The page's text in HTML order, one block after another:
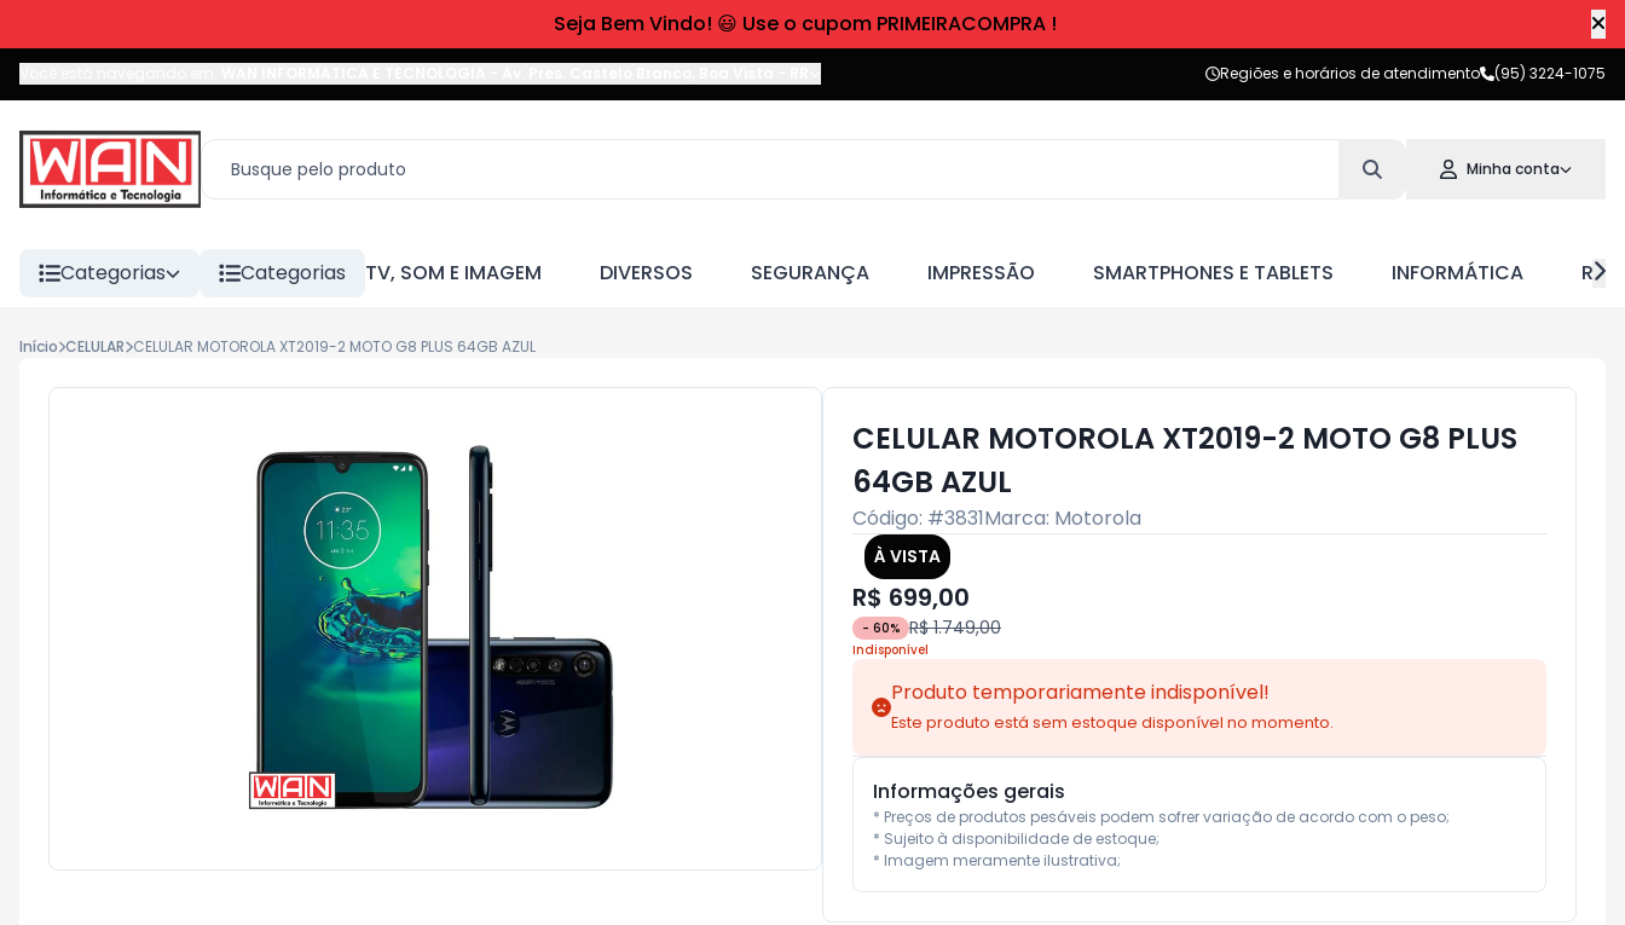
Seja Bem Vindo! 😃 Use o cupom PRIMEIRACOMPRA !
Regiões e horários de atendimento (95) 3224-1075
Minha conta
Categorias Categorias TV, SOM E IMAGEM DIVERSOS SEGURANÇA IMPRESSÃO SMARTPHONES E TABLETS INFORMÁTICA REDE
Início CELULAR CELULAR MOTOROLA XT2019-2 MOTO G8 PLUS 64GB AZUL
CELULAR MOTOROLA XT2019-2 MOTO G8 PLUS
64GB AZUL
Código: #3831Marca: Motorola
À VISTA
R$ 699,00
- 60% R$ 1.749,00
Indisponível
Produto temporariamente indisponível!
Este produto está sem estoque disponível no momento.
Informações gerais
* Preços de produtos pesáveis podem sofrer variação de acordo com o peso;
* Sujeito à disponibilidade de estoque;
* Imagem meramente ilustrativa;